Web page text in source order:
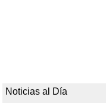
Noticias al Día